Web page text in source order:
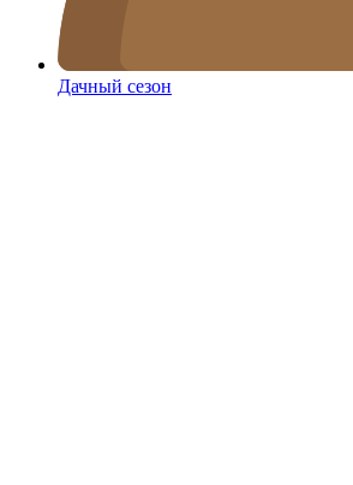
Дачный сезон